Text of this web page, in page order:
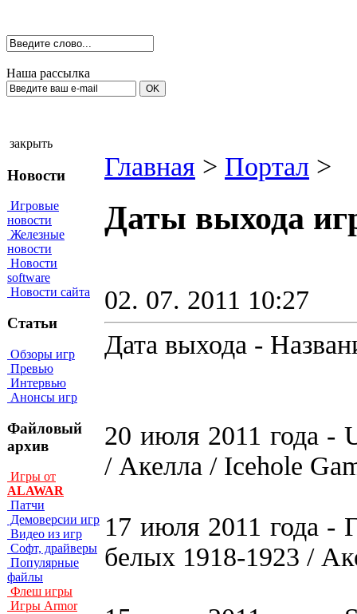
Наша рассылка
закрыть
Новости
Игровые
новости
Железные
новости
Новости
software
Новости сайта
Статьи
Обзоры игр
Превью
Интервью
Анонсы игр
Файловый
архив
Игры от
ALAWAR
Патчи
Демоверсии игр
Видео из игр
Софт, драйверы
Популярные
файлы
Флеш игры
Игры Armor
Главная > Портал >
Даты выхода
02. 07. 2011 10:27
Дата выхода -
20 июля 2011 года -
/ Акелла / Icehole
17 июля 2011 года -
белых 1918-1923 /